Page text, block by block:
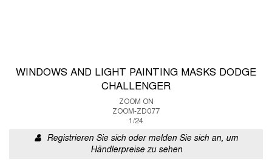
WINDOWS AND LIGHT PAINTING MASKS DODGE
CHALLENGER
ZOOM ON
ZOOM-ZD077
1/24
Registrieren Sie sich oder melden Sie sich an, um
Händlerpreise zu sehen